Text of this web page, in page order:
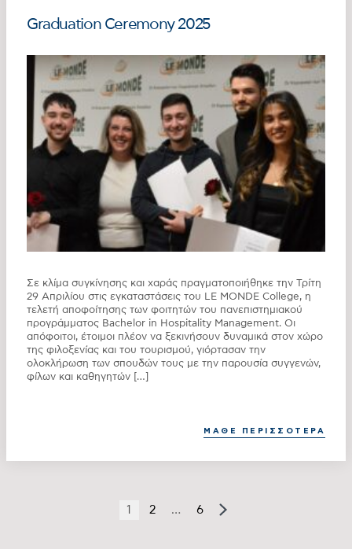
Graduation Ceremony 2025
Σε κλίμα συγκίνησης και χαράς πραγματοποιήθηκε την Τρίτη
29 Απριλίου στις εγκαταστάσεις του LE MONDE College, η
τελετή αποφοίτησης των φοιτητών του πανεπιστημιακού
προγράμματος Bachelor in Hospitality Management. Οι
απόφοιτοι, έτοιμοι πλέον να ξεκινήσουν δυναμικά στον χώρο
της φιλοξενίας και του τουρισμού, γιόρτασαν την
ολοκλήρωση των σπουδών τους με την παρουσία συγγενών,
φίλων και καθηγητών […]
ΜΑΘΕ ΠΕΡΙΣΣΟΤΕΡΑ
1 2 … 6